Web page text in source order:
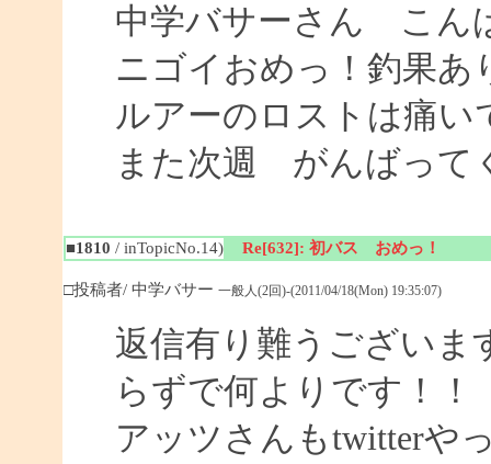
中学バサーさん こん
ニゴイおめっ！釣果あ
ルアーのロストは痛い
また次週 がんばって
■1810 / inTopicNo.14) Re[632]: 初バス おめっ！
□投稿者/ 中学バサー 一般人(2回)-(2011/04/18(Mon) 19:35:07)
返信有り難うございま
らずで何よりです！！
アッツさんもtwitterや